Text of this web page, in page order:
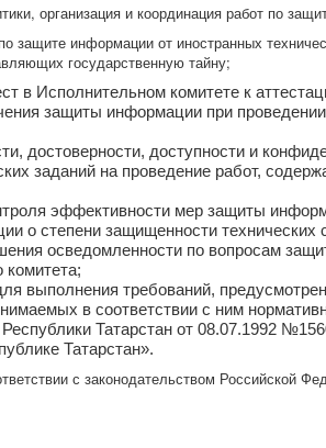
организация и координация работ по
защите информации от иностранных
государственную тайну;
в Исполнительном комитете к
защиты информации при
достоверности, доступности и
заданий на проведение работ,
эффективности мер защиты
о степени защищенности
осведомленности по вопросам
комитета;
выполнения требований,
в соответствии с ним
Татарстан от 08.07.1992
Татарстан».
с законодательством Российской